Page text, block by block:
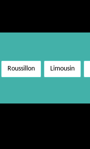
Roussillon Limousin